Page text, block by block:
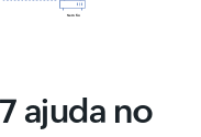
ajuda no